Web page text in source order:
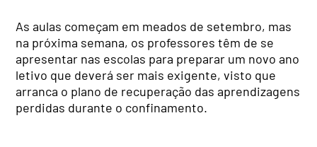
As aulas começam em meados de setembro, mas
na próxima semana, os professores têm de se
apresentar nas escolas para preparar um novo ano
letivo que deverá ser mais exigente, visto que
arranca o plano de recuperação das aprendizagens
perdidas durante o confinamento.